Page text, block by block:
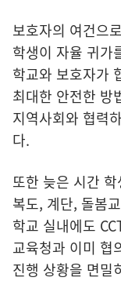
보호자의 여건으
학생이 자율 귀가
학교와 보호자가
최대한 안전한 방
지역사회와 협력
다.
또한 늦은 시간
복도, 계단, 돌봄
학교 실내에도
교육청과 이미 협
진행 상황을 면밀